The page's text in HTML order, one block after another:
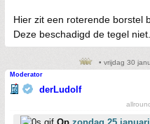
Hier zit een roterende borstel
Deze beschadigd de tegel niet.
• vrijdag 30
Moderator
derLudolf